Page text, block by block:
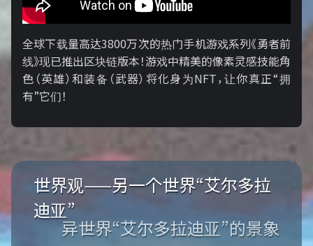
全球下载量高达3800万次的热门手机游戏系列《勇者前
线》现已推出区块链版本！游戏中精美的像素灵感技能角
色（英雄）和装备（武器）将化身为NFT，让你真正“拥
有”它们！
世界观——另一个世界“艾尔多拉
迪亚”
异世界“艾尔多拉迪亚”的景象